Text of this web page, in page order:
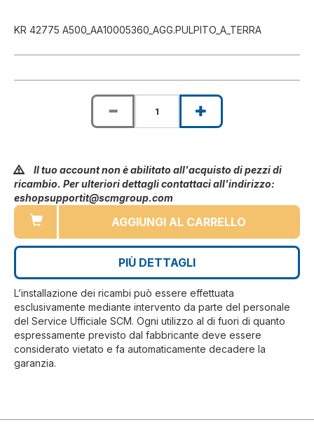
KR 42775 A500_AA10005360_AGG.PULPITO_A_TERRA
Il tuo account non è abilitato all'acquisto di pezzi di
ricambio. Per ulteriori dettagli contattaci all'indirizzo:
eshopsupportit@scmgroup.com
AGGIUNGI AL CARRELLO
PIÙ DETTAGLI
L’installazione dei ricambi può essere effettuata
esclusivamente mediante intervento da parte del personale
del Service Ufficiale SCM. Ogni utilizzo al di fuori di quanto
espressamente previsto dal fabbricante deve essere
considerato vietato e fa automaticamente decadere la
garanzia.